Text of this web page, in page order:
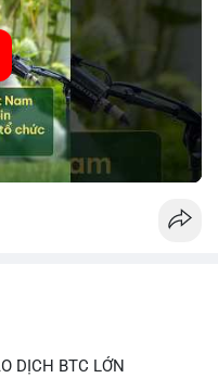
tư.
DỊCH BTC LỚN